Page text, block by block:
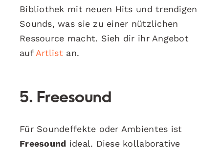
Bibliothek mit neuen Hits und trendigen
Sounds, was sie zu einer nützlichen
Ressource macht. Sieh dir ihr Angebot
auf Artlist an.
5. Freesound
Für Soundeffekte oder Ambientes ist
Freesound ideal. Diese kollaborative